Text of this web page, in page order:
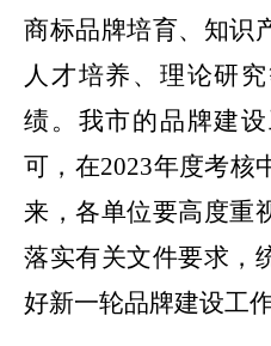
商标品牌培育、知识
人才培养、理论研
绩。我市的品牌建
可，在2023年度考核
来，各单位要高度重
落实有关文件要求，
好新一轮品牌建设工